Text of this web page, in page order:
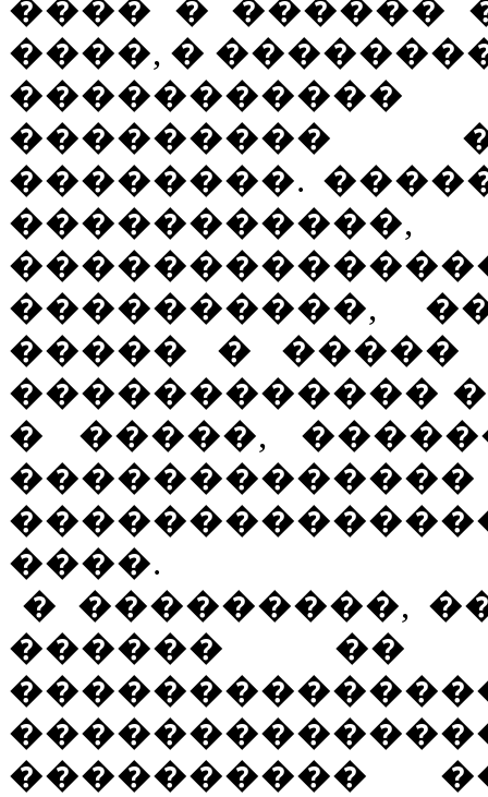
���� � ������
����, �
���������
��������.
����������,
����� � �����
������������
� �����,
����.
� ���������,
������ ��
����������